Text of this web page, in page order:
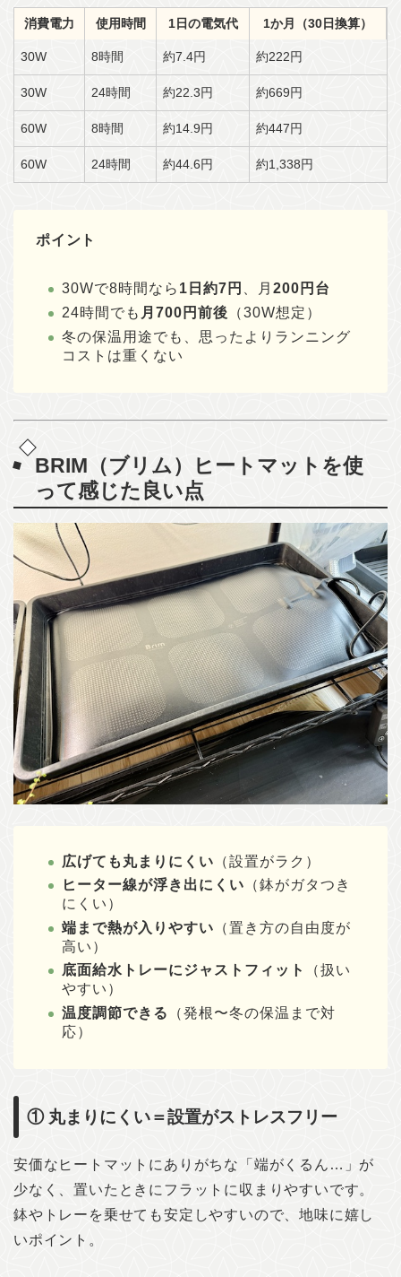
消費電力 使用時間 1日の電気代 1か月（30日換算）
30W 8時間 約7.4円 約222円
30W 24時間 約22.3円 約669円
60W 8時間 約14.9円 約447円
60W 24時間 約44.6円 約1,338円
ポイント
30Wで8時間なら 1日約7円 、月 200円台
24時間でも 月700円前後 （30W想定）
冬の保温用途でも、思ったよりランニング
コストは重くない
BRIM（ブリム）ヒートマットを使
って感じた 良い点
広げても丸まりにくい （設置がラク）
ヒーター線が浮き出にくい （鉢がガタつき
にくい）
端まで熱が入りやすい （置き方の自由度が
高い）
底面給水トレーにジャストフィット
（扱い
やすい）
温度調節できる
（発根〜冬の保温まで対
応）
① 丸まりにくい＝設置がストレスフリー
安価なヒートマットにありがちな「端がくるん…」が
少なく、置いたときにフラットに収まりやすいです。
鉢やトレーを乗せても安定しやすいので、地味に嬉し
いポイント。